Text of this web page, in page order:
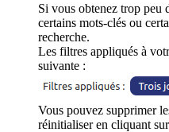
Si vous obtenez trop peu
certains mots-clés ou
recherche.
Les filtres appliqués à
suivante :
Vous pouvez supprimer
réinitialiser en cliquant